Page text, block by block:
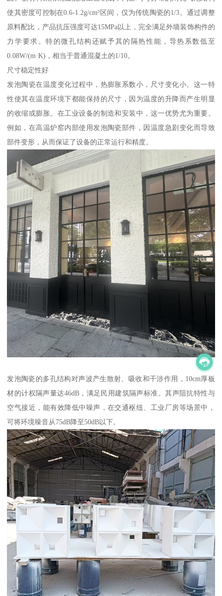
使其密度可控制在0.6-1.2g/cm³区间，仅为传统陶瓷的1/3。通过调整
原料配比，产品抗压强度可达15MPa以上，完全满足外墙装饰构件的
力学要求。特的微孔结构还赋予其的隔热性能，导热系数低至
0.08W/(m·K)，相当于普通混凝土的1/10。
尺寸稳定性好
发泡陶瓷在温度变化过程中，热膨胀系数小，尺寸变化小。这一特
性使其在温度环境下都能保持的尺寸，因为温度的升降而产生明显
的收缩或膨胀。在工业设备的制造和安装中，这一优势尤为重要。
例如，在高温炉窑内部使用发泡陶瓷部件，因温度急剧变化而导致
部件变形，从而保证了设备的正常运行和精度。
发泡陶瓷的多孔结构对声波产生散射、吸收和干涉作用，10cm厚板
材的计权隔声量达46dB，满足民用建筑隔声标准。其声阻抗特性与
空气接近，能有效降低中噪声，在交通枢纽、工业厂房等场景中，
可将环境噪音从75dB降至50dB以下。